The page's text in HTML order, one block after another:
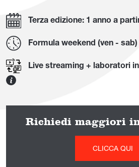
Terza edizione: 1 anno a
Formula weekend (ven - sab)
Live streaming + laboratori
Richiedi maggiori
CLICCA QUI